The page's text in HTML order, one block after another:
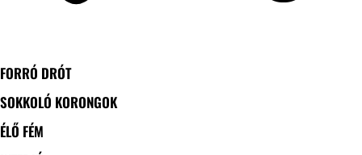
FORRÓ DRÓT
SOKKOLÓ KORONGOK
ÉLŐ FÉM